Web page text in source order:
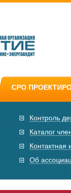
СРО
Контроль
Каталог
Об